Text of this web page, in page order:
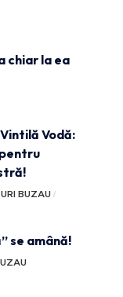
chiar la ea
Vodă:
BUZAU
se amână!